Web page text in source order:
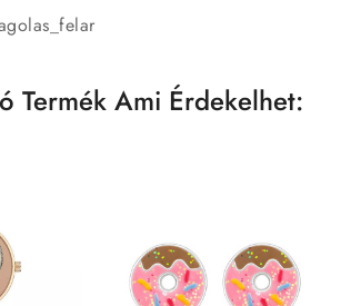
Termék Ami Érdekelhet: